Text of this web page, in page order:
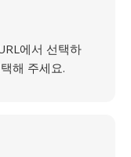
에서 선택하
해 주세요.